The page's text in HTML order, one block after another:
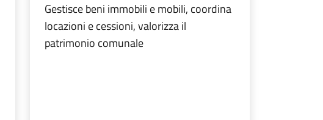
Gestisce beni immobili e mobili, coordina
locazioni e cessioni, valorizza il
patrimonio comunale